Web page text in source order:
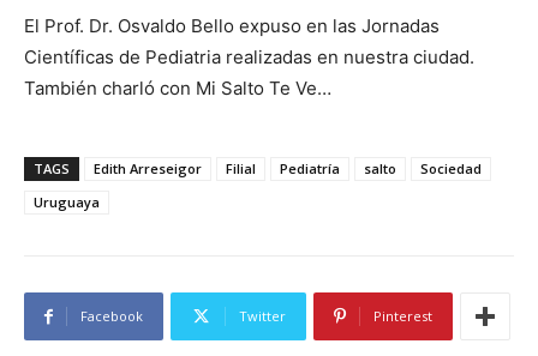
El Prof. Dr. Osvaldo Bello expuso en las Jornadas
Científicas de Pediatria realizadas en nuestra ciudad.
También charló con Mi Salto Te Ve…
TAGS Edith Arreseigor Filial Pediatría salto
Sociedad
Uruguaya
Facebook Twitter Pinterest